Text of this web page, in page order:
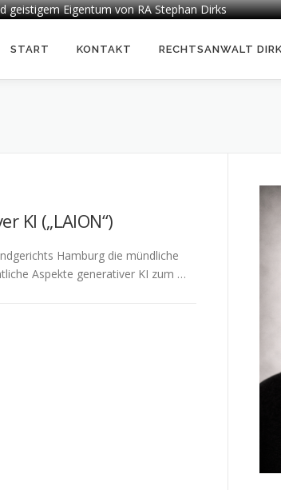
Eigentum von RA Stephan Dirks
START KONTAKT RECHTSANWALT
KI („LAION“)
Hamburg die mündliche
Aspekte generativer KI zum …